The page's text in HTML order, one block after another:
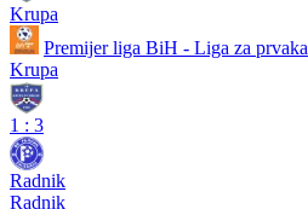
Krupa
Premijer liga BiH - Liga za prvaka
Krupa
1 : 3
Radnik
Radnik